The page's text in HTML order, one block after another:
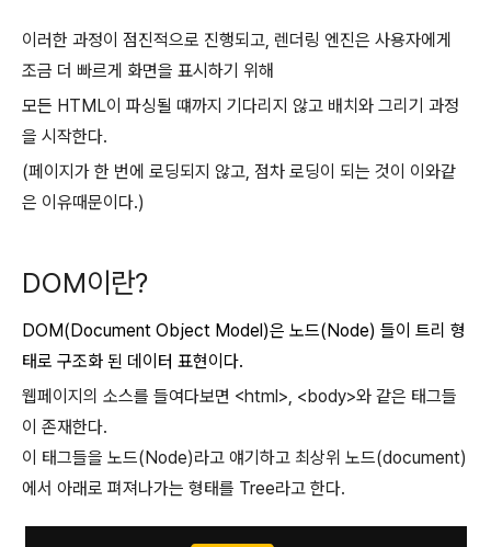
이러한 과정이 점진적으로 진행되고, 렌더링 엔진은 사용자에게
조금 더 빠르게 화면을 표시하기 위해
모든 HTML이 파싱될 떄까지 기다리지 않고 배치와 그리기 과정
을 시작한다.
(페이지가 한 번에 로딩되지 않고, 점차 로딩이 되는 것이 이와같
은 이유때문이다.)
DOM이란?
DOM(Document Object Model)은 노드(Node) 들이 트리 형
태로 구조화 된 데이터 표현이다.
웹페이지의 소스를 들여다보면 <html>, <body>와 같은 태그들
이 존재한다.
이 태그들을 노드(Node)라고 얘기하고 최상위 노드(document)
에서 아래로 펴져나가는 형태를 Tree라고 한다.